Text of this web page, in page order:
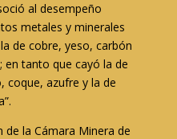
al desempeño
metales y minerales
de cobre, yeso, carbón
tanto que cayó la de
coque, azufre y la de
la Cámara Minera de